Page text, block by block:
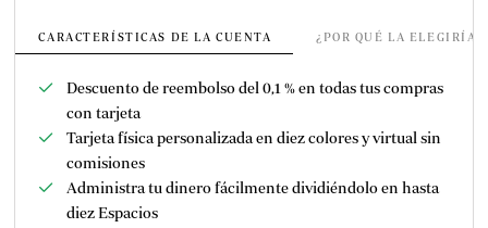
CARACTERÍSTICAS DE LA CUENTA ¿POR QUÉ LA
Descuento dereembolso del 0,1 % en todas tus compras
con tarjeta
Tarjeta física personalizada en diez colores y virtual sin
comisiones
Administra tu dinero fácilmente dividiéndolo en hasta
diez Espacios